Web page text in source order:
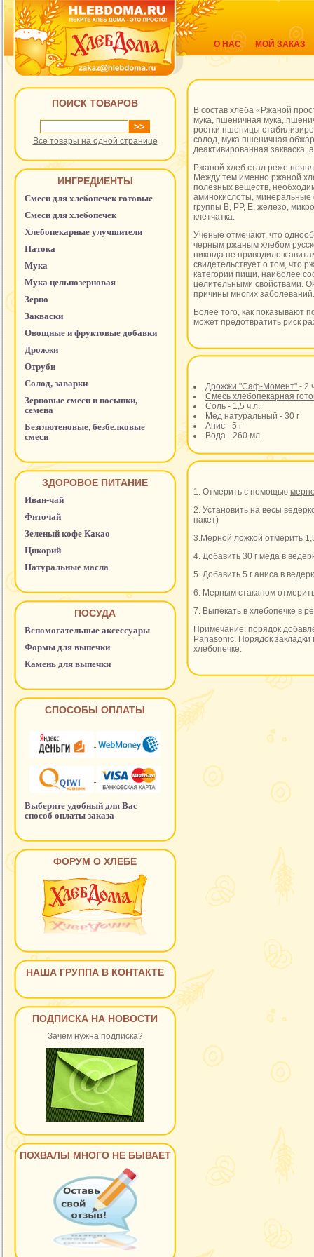
О НАС МОЙ ЗАКАЗ
ПОИСК ТОВАРОВ
Все товары на одной странице
ИНГРЕДИЕНТЫ
Смеси для хлебопечек готовые
Смеси для хлебопечек
Хлебопекарные улучшители
Патока
Мука
Мука цельнозерновая
Зерно
Закваски
Овощные и фруктовые добавки
Дрожжи
Отруби
Солод, заварки
Зерновые смеси и посыпки,
семена
Безглютеновые, безбелковые
смеси
ЗДОРОВОЕ ПИТАНИЕ
Иван-чай
Фиточай
Зеленый кофе Какао
Цикорий
Натуральные масла
ПОСУДА
Вспомогательные аксессуары
Формы для выпечки
Камень для выпечки
СПОСОБЫ ОПЛАТЫ
Выберите удобный для Вас
способ оплаты заказа
ФОРУМ О ХЛЕБЕ
НАША ГРУППА В КОНТАКТЕ
ПОДПИСКА НА НОВОСТИ
Зачем нужна подписка?
ПОХВАЛЫ МНОГО НЕ БЫВАЕТ
В состав хлеба «Ржаной
мука, пшеничная мука,
ростки пшеницы
солод, мука пшеничная
деактивированная закваска,
Ржаной хлеб стал реже
Между тем именно ржаной
полезных веществ,
аминокислоты, минеральные
группы В, РР, Е, железо,
клетчатка.
Ученые отмечают, что
черным ржаным хлебом
никогда не приводило к
свидетельствует о том, что
категории пищи, наиболее
целительными свойствами.
причины многих заболеваний.
Более того, как показывают
может предотвратить риск
Дрожжи "Саф-Момент" - 2
Смесь хлебопекарная
Соль - 1,5 ч.л.
Мед натуральный - 30 г
Анис - 5 г
Вода - 260 мл.
1. Отмерить с помощью
2. Установить на весы
пакет)
3.Мерной ложкой отмерить
4. Добавить 30 г меда в
5. Добавить 5 г аниса в
6. Мерным стаканом
7. Выпекать в хлебопечке в
Примечание: порядок
Panasonic. Порядок закладки
хлебопечке.